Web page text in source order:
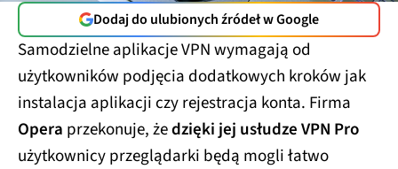
Dodaj do ulubionych źródeł w Google
Samodzielne aplikacje VPN wymagają od
użytkowników podjęcia dodatkowych kroków jak
instalacja aplikacji czy rejestracja konta. Firma
Opera przekonuje, żedzięki jej usłudze VPN Pro
użytkownicy przeglądarki będą mogli łatwo